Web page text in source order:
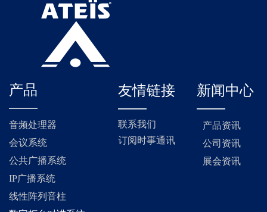
友情链接
——
联系我们
订阅时事通讯
音频处理器
会议系统
公共广播系统
IP广播系统
线性阵列音柱
产品
——
新闻中心
——
产品资讯
公司资讯
展会资讯